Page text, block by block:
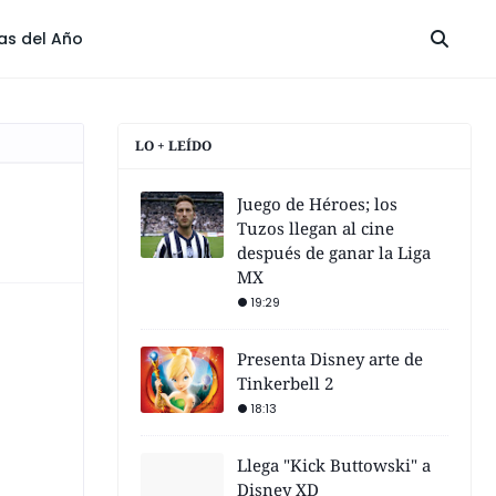
del Año
LO + LEÍDO
Juego de Héroes; los
Tuzos llegan al cine
después de ganar la Liga
MX
19:29
Presenta Disney arte de
Tinkerbell 2
18:13
Llega "Kick Buttowski" a
Disney XD